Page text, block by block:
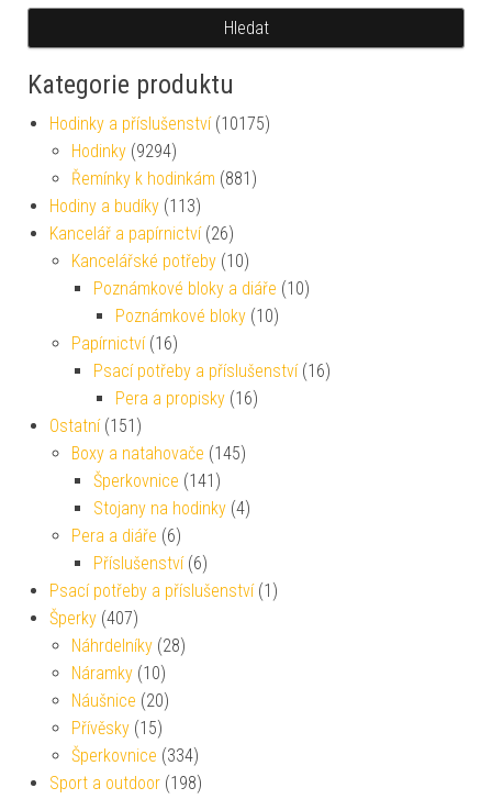
Hledat
Kategorie produktu
Hodinky a příslušenství (10175)
Hodinky (9294)
Řemínky k hodinkám (881)
Hodiny a budíky (113)
Kancelář a papírnictví (26)
Kancelářské potřeby (10)
Poznámkové bloky a diáře (10)
Poznámkové bloky (10)
Papírnictví (16)
Psací potřeby a příslušenství (16)
Pera a propisky (16)
Ostatní (151)
Boxy a natahovače (145)
Šperkovnice (141)
Stojany na hodinky (4)
Pera a diáře (6)
Příslušenství (6)
Psací potřeby a příslušenství (1)
Šperky (407)
Náhrdelníky (28)
Náramky (10)
Náušnice (20)
Přívěsky (15)
Šperkovnice (334)
Sport a outdoor (198)